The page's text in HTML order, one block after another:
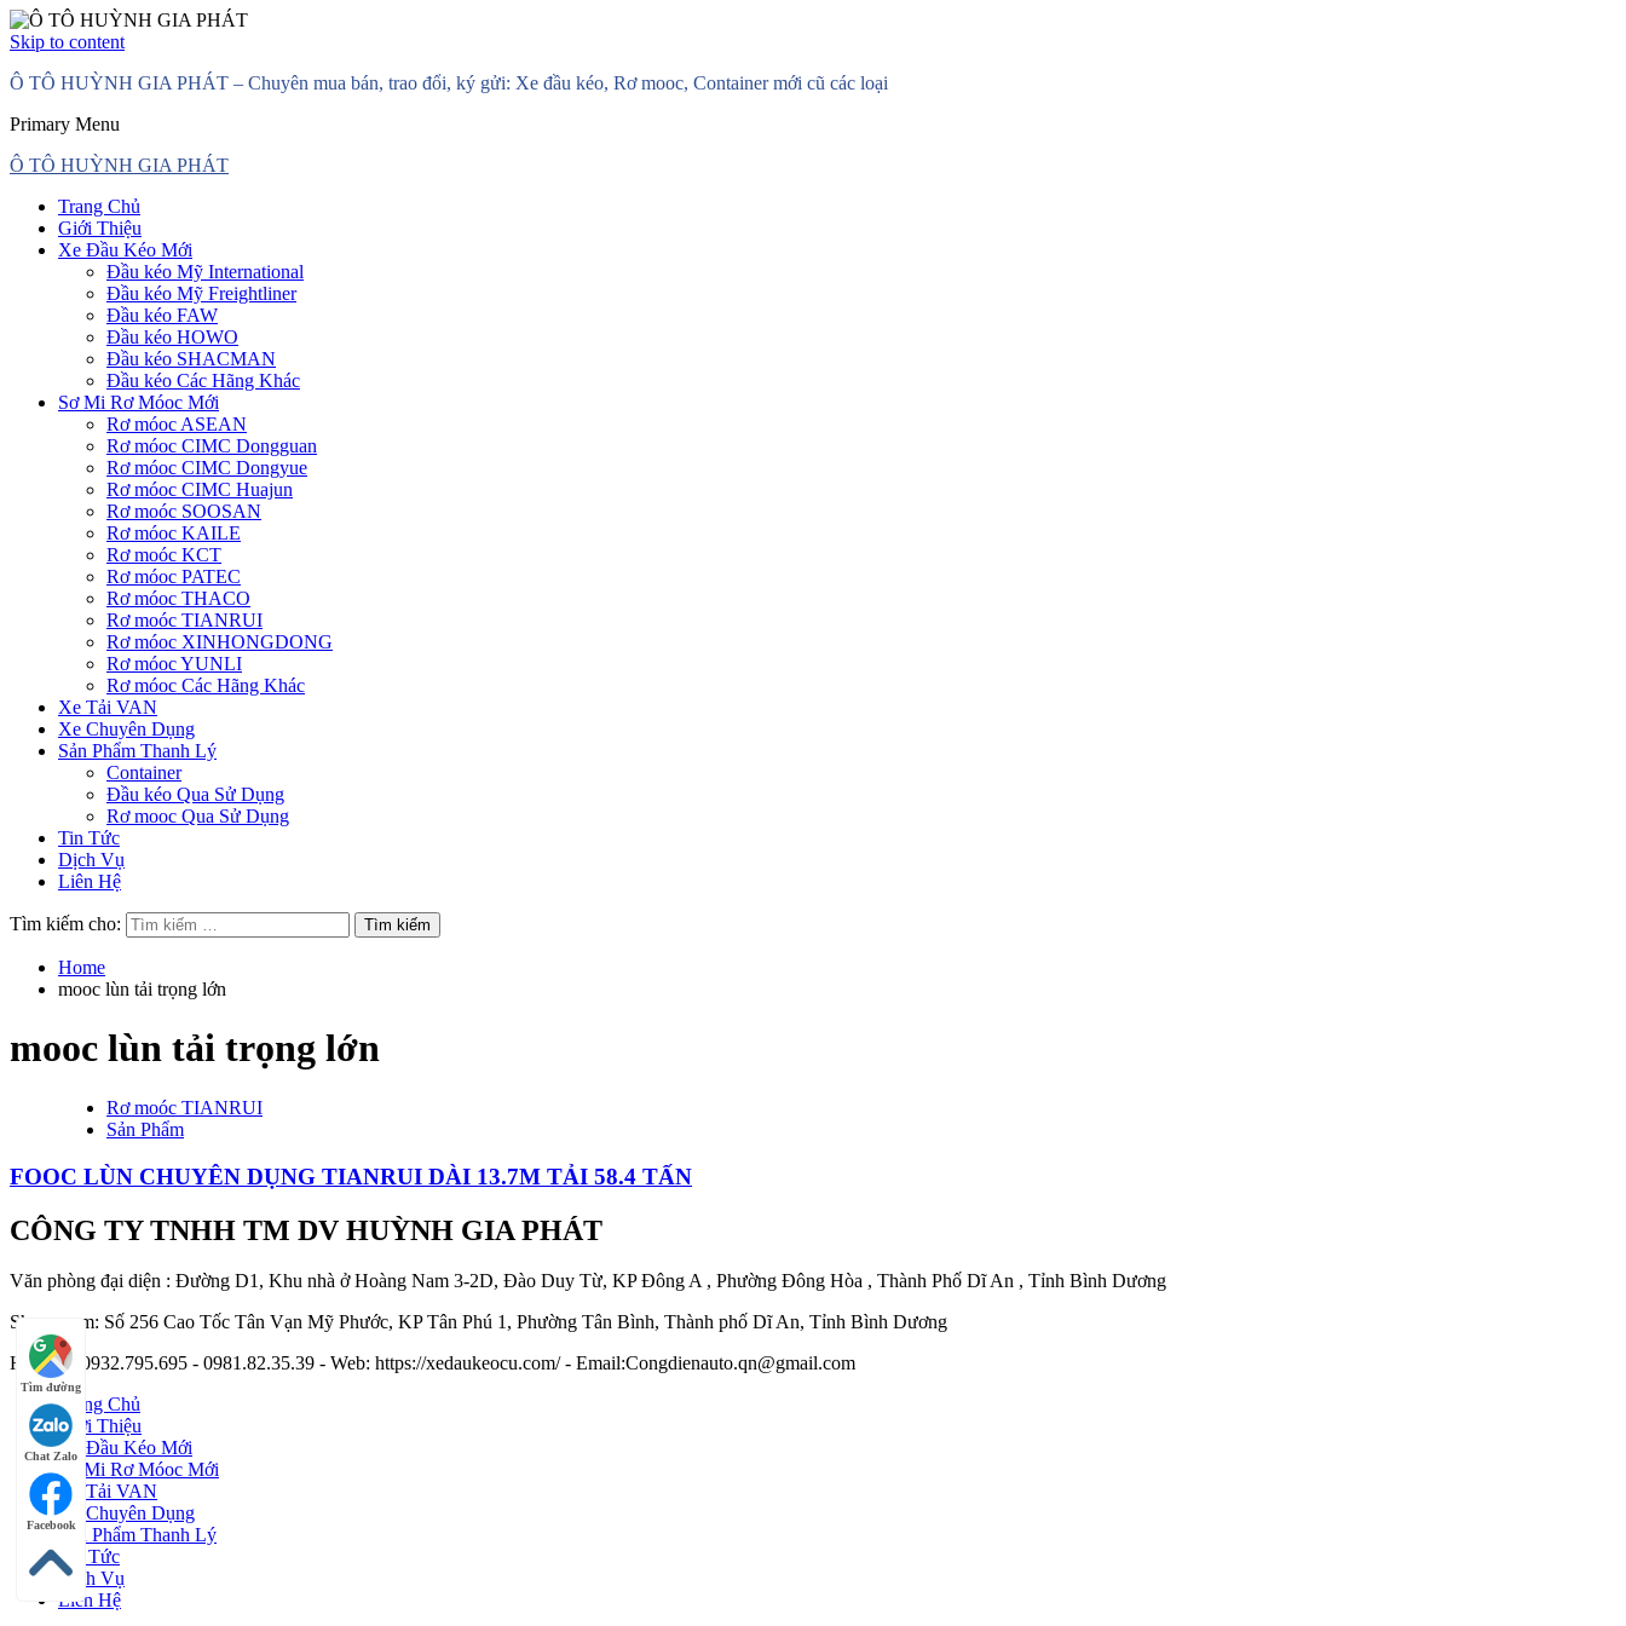
Skip to content
Ô TÔ HUỲNH GIA PHÁT – Chuyên mua bán, trao đổi, ký gửi: Xe đầu kéo, Rơ mooc, Container mới cũ các loại
Primary Menu
Ô TÔ HUỲNH GIA PHÁT
Trang Chủ
Giới Thiệu
Xe Đầu Kéo Mới
Đầu kéo Mỹ International
Đầu kéo Mỹ Freightliner
Đầu kéo FAW
Đầu kéo HOWO
Đầu kéo SHACMAN
Đầu kéo Các Hãng Khác
Sơ Mi Rơ Móoc Mới
Rơ móoc ASEAN
Rơ móoc CIMC Dongguan
Rơ móoc CIMC Dongyue
Rơ móoc CIMC Huajun
Rơ moóc SOOSAN
Rơ móoc KAILE
Rơ moóc KCT
Rơ móoc PATEC
Rơ móoc THACO
Rơ moóc TIANRUI
Rơ móoc XINHONGDONG
Rơ móoc YUNLI
Rơ móoc Các Hãng Khác
Xe Tải VAN
Xe Chuyên Dụng
Sản Phẩm Thanh Lý
Container
Đầu kéo Qua Sử Dụng
Rơ mooc Qua Sử Dụng
Tin Tức
Dịch Vụ
Liên Hệ
Tìm kiếm cho:
Home
mooc lùn tải trọng lớn
mooc lùn tải trọng lớn
Rơ moóc TIANRUI
Sản Phẩm
FOOC LÙN CHUYÊN DỤNG TIANRUI DÀI 13.7M TẢI 58.4 TẤN
CÔNG TY TNHH TM DV HUỲNH GIA PHÁT
Văn phòng đại diện : Đường D1, Khu nhà ở Hoàng Nam 3-2D, Đào Duy Từ, KP Đông A , Phường Đông Hòa , Thành Phố Dĩ An , Tỉnh Bình Dương
Showroom: Số 256 Cao Tốc Tân Vạn Mỹ Phước, KP Tân Phú 1, Phường Tân Bình, Thành phố Dĩ An, Tỉnh Bình Dương
Hotline : 0932.795.695 - 0981.82.35.39 - Web: https://xedaukeocu.com/ - Email:Congdienauto.qn@gmail.com
Tìm đường
Chat Zalo
Facebook
Trang Chủ
Giới Thiệu
Xe Đầu Kéo Mới
Sơ Mi Rơ Móoc Mới
Xe Tải VAN
Xe Chuyên Dụng
Sản Phẩm Thanh Lý
Tin Tức
Dịch Vụ
Liên Hệ